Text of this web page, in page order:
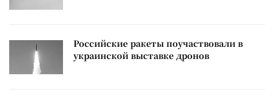
Российские ракеты поучаствовали в
украинской выставке дронов